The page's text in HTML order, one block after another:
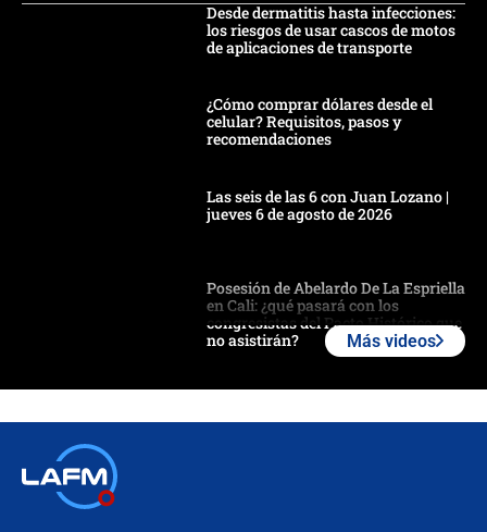
Desde dermatitis hasta infecciones:
los riesgos de usar cascos de motos
de aplicaciones de transporte
¿Cómo comprar dólares desde el
celular? Requisitos, pasos y
recomendaciones
Las seis de las 6 con Juan Lozano |
jueves 6 de agosto de 2026
Posesión de Abelardo De La Espriella
en Cali: ¿qué pasará con los
congresistas del Pacto Histórico que
no asistirán?
Más videos